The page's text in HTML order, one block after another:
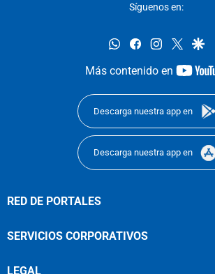
Síguenos en:
whatsappfacebookinstagram
twitter
Más contenido en
Descarga nuestra app en
Descarga nuestra app en
RED DE PORTALES
SERVICIOS CORPORATIVOS
LEGAL